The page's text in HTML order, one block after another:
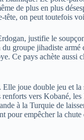
de plus en plus
tête, on peut toutefois
justifie le
groupe jihadiste
Ce pays achète aussi
joue double jeu et
vers Kobané,
à la Turquie de
pour empêcher la